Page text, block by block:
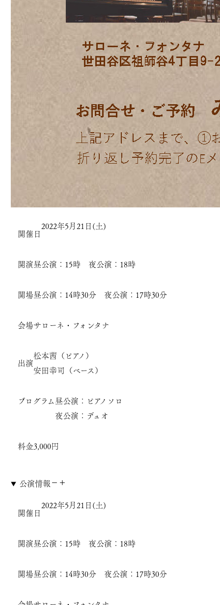
開催日
2022年5月21日(土)
開演昼公演：15時 夜公演：18時
開場昼公演：14時30分 夜公演：17時30分
会場サローネ・フォンタナ
出演
松本茜（ピアノ）
安田幸司（ベース）
プログラム 昼公演：ピアノソロ
夜公演：デュオ
料金3,000円
公演情報
開催日
2022年5月21日(土)
開演昼公演：15時 夜公演：18時
開場昼公演：14時30分 夜公演：17時30分